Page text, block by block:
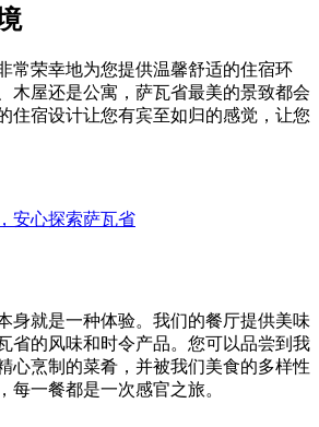
常荣幸地为您提供温馨舒适的住宿环
木屋还是公寓，萨瓦省最美的景致都会
住宿设计让您有宾至如归的感觉，让您
安心探索萨瓦省
身就是一种体验。我们的餐厅提供美味
省的风味和时令产品。您可以品尝到我
心烹制的菜肴，并被我们美食的多样性
每一餐都是一次感官之旅。